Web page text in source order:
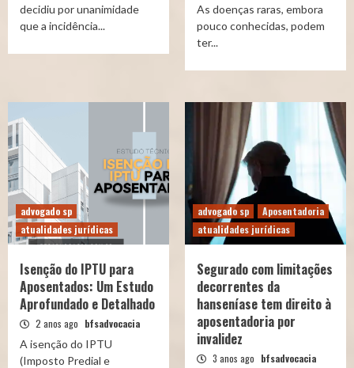
decidiu por unanimidade
que a incidência...
As doenças raras, embora
pouco conhecidas, podem
ter...
advogado sp
atualidades jurídicas
Isenção do IPTU para
Aposentados: Um Estudo
Aprofundado e Detalhado
2 anos ago bfsadvocacia
A isenção do IPTU
(Imposto Predial e
advogado sp
Aposentadoria
atualidades jurídicas
Segurado com limitações
decorrentes da
hanseníase tem direito à
aposentadoria por
invalidez
3 anos ago bfsadvocacia